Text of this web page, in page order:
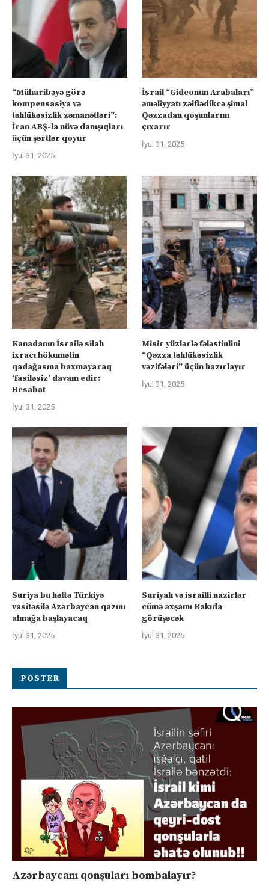
“Müharibəyə görə
kompensasiya və
təhlükəsizlik zəmanətləri”:
İran ABŞ-la nüvə danışıqları
üçün şərtlər qoyur
İyul 31, 2025
İsrail “Gideonun Arabaları”
əməliyyatı zəiflədikcə şimal
Qəzzadan qoşunlarını
çıxarır
İyul 31, 2025
Kanadanın İsrailə silah
ixracı hökumətin
qadağasına baxmayaraq
‘fasiləsiz’ davam edir:
Hesabat
İyul 31, 2025
Misir yüzlərlə fələstinlini
“Qəzza təhlükəsizlik
vəzifələri” üçün hazırlayır
İyul 31, 2025
Suriya bu həftə Türkiyə
vasitəsilə Azərbaycan qazını
almağa başlayacaq
İyul 31, 2025
Suriyalı və israilli nazirlər
cümə axşamı Bakıda
görüşəcək
İyul 31, 2025
POSTER
Azərbaycanı qonşuları bombalayır?